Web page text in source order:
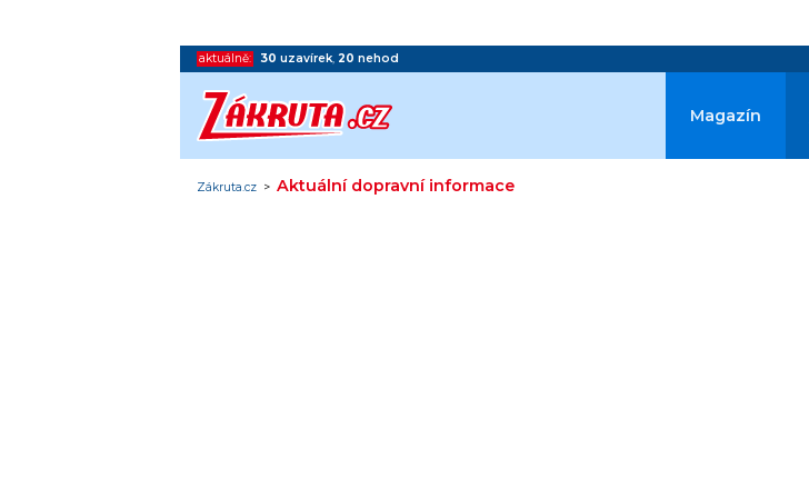
aktuálně: 30 uzavírek,20 nehod
Magazín
Zákruta.cz >Aktuální dopravní informace